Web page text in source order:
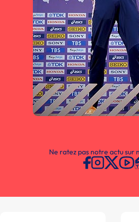
Ne ratez pas notre actu sur